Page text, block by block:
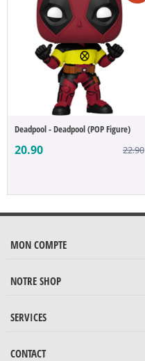
Deadpool - Deadpool (POP Figure)
20.90 22.90
MON COMPTE
NOTRE SHOP
SERVICES
CONTACT